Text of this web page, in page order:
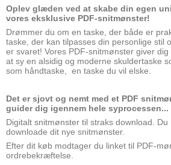
Oplev glæden ved at skabe din egen
vores eksklusive PDF-snitmønster!
Drømmer du om en taske, der både er
taske, der kan tilpasses din personlige stil
er svaret! Vores PDF-snitmønster giver
at sy en alsidig og moderne skuldertaske
som håndtaske, en taske du vil elske.
Det er sjovt og nemt med et PDF
guider dig igennem hele syprocessen...
Digitalt snitmønster til straks download.
downloade dit nye snitmønster.
Efter dit køb modtager du linket til PDF-
ordrebekræftelse.